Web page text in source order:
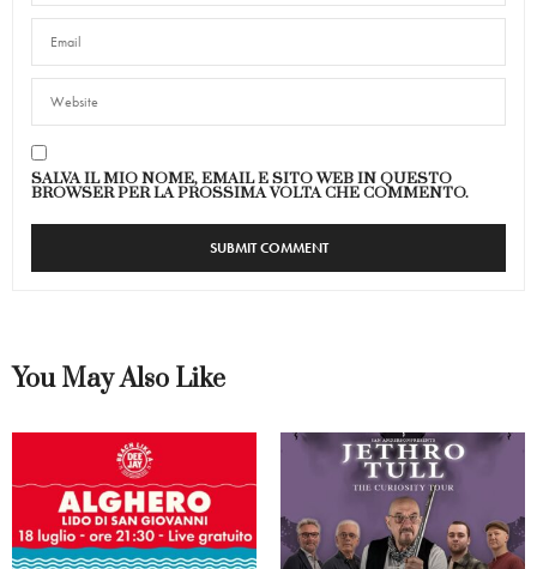
SALVA IL MIO NOME, EMAIL E SITO WEB IN QUESTO
BROWSER PER LA PROSSIMA VOLTA CHE COMMENTO.
You May Also Like